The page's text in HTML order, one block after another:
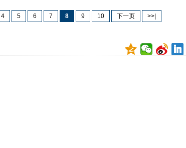
4 5 6 7 8 9 10 下一页 >>|